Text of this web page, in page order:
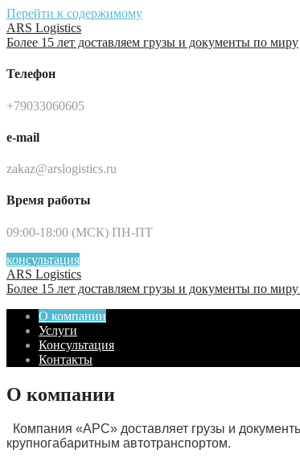
Перейти к содержимому
ARS Logistics
Более 15 лет доставляем грузы и документы по миру
Телефон
+79033060605
e-mail
zakaz@arslogistics.ru
Время работы
09:00-18:00 (МСК) ПН-ПТ
консультация
ARS Logistics
Более 15 лет доставляем грузы и документы по миру
О компании
Услуги
Консультация
Контакты
О компании
Компания «АРС» доставляет грузы и
крупногабаритным автотранспортом.